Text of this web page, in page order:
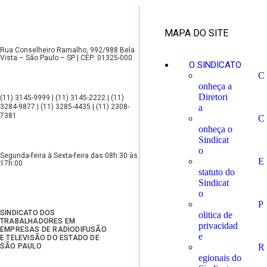
Rua Conselheiro Ramalho, 992/988 Bela
Vista – São Paulo – SP | CEP: 01325-000
(11) 3145-9999 | (11) 3145-2222 | (11)
3284-9877 | (11) 3285-4435 | (11) 2308-
7381
Segunda-feira à Sexta-feira das 08h:30 às
17h:00
SINDICATO DOS
TRABALHADORES EM
EMPRESAS DE RADIODIFUSÃO
E TELEVISÃO DO ESTADO DE
SÃO PAULO
MAPA DO SITE
O SINDICATO
C
onheça a
Diretori
a
C
onheça o
Sindicat
o
E
statuto do
Sindicat
o
P
olitica de
privacidad
e
R
egionais do